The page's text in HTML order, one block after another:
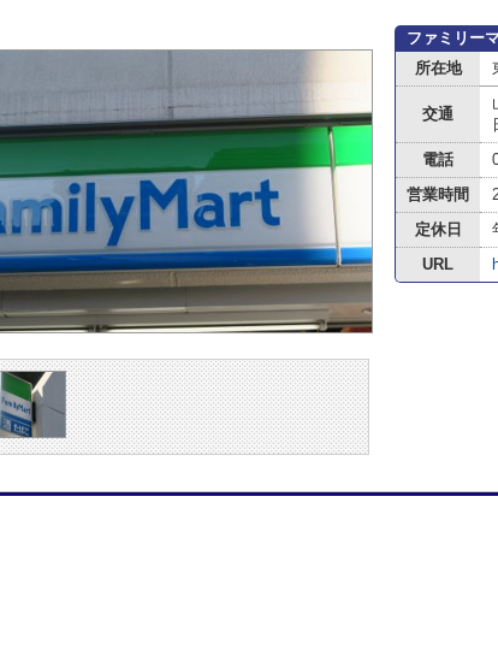
ファミリー
所在地
交通
電話
営業時間
定休日
URL